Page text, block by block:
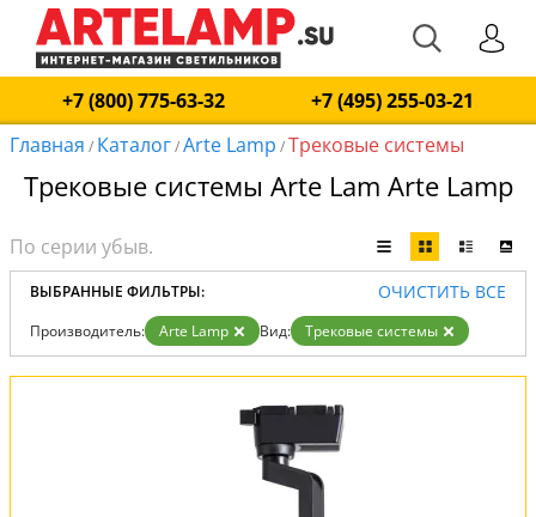
+7 (800) 775-63-32
+7 (495) 255-03-21
Главная / Каталог/Arte Lamp /Трековые системы
Трековые системы Arte Lam Arte Lamp
ВЫБРАННЫЕ ФИЛЬТРЫ: ОЧИСТИТЬ ВСЕ
Производитель: Arte Lamp Вид: Трековые системы